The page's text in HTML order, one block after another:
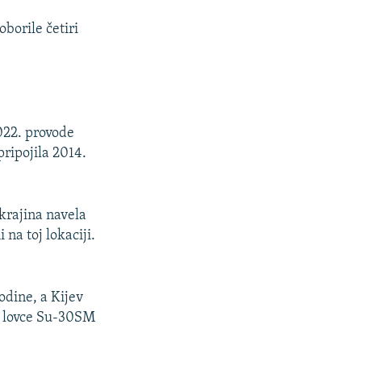
četiri
provode
2014.
navela
na toj lokaciji.
a Kijev
Su-30SM